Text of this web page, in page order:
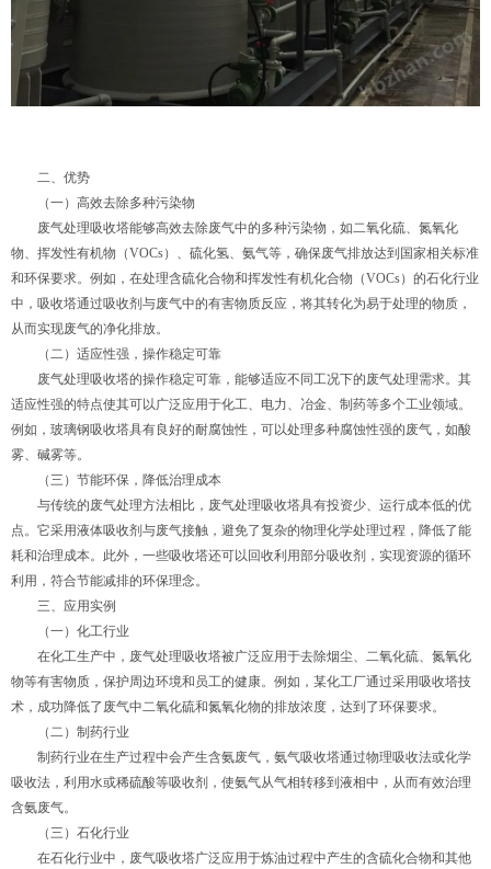
二、优势
（一）高效去除多种污染物
废气处理吸收塔能够高效去除废气中的多种污染物，如二氧化硫、氮氧化
物、挥发性有机物（VOCs）、硫化氢、氨气等，确保废气排放达到国家相关标准
和环保要求。例如，在处理含硫化合物和挥发性有机化合物（VOCs）的石化行业
中，吸收塔通过吸收剂与废气中的有害物质反应，将其转化为易于处理的物质，
从而实现废气的净化排放。
（二）适应性强，操作稳定可靠
废气处理吸收塔的操作稳定可靠，能够适应不同工况下的废气处理需求。其
适应性强的特点使其可以广泛应用于化工、电力、冶金、制药等多个工业领域。
例如，玻璃钢吸收塔具有良好的耐腐蚀性，可以处理多种腐蚀性强的废气，如酸
雾、碱雾等。
（三）节能环保，降低治理成本
与传统的废气处理方法相比，废气处理吸收塔具有投资少、运行成本低的优
点。它采用液体吸收剂与废气接触，避免了复杂的物理化学处理过程，降低了能
耗和治理成本。此外，一些吸收塔还可以回收利用部分吸收剂，实现资源的循环
利用，符合节能减排的环保理念。
三、应用实例
（一）化工行业
在化工生产中，废气处理吸收塔被广泛应用于去除烟尘、二氧化硫、氮氧化
物等有害物质，保护周边环境和员工的健康。例如，某化工厂通过采用吸收塔技
术，成功降低了废气中二氧化硫和氮氧化物的排放浓度，达到了环保要求。
（二）制药行业
制药行业在生产过程中会产生含氨废气，氨气吸收塔通过物理吸收法或化学
吸收法，利用水或稀硫酸等吸收剂，使氨气从气相转移到液相中，从而有效治理
含氨废气。
（三）石化行业
在石化行业中，废气吸收塔广泛应用于炼油过程中产生的含硫化合物和其他